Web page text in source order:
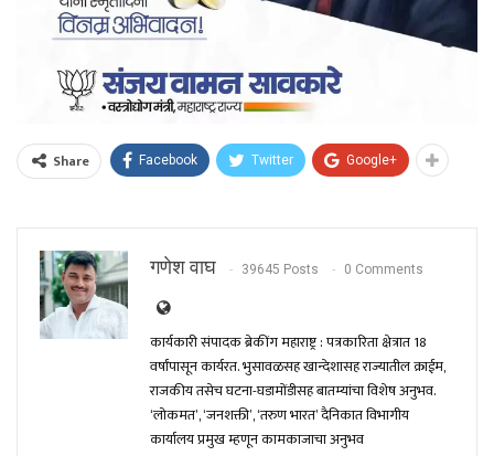
Share Facebook Twitter Google+
गणेश वाघ 39645 Posts 0 Comments
कार्यकारी संपादक ब्रेकींग महाराष्ट्र : पत्रकारिता क्षेत्रात 18
वर्षांपासून कार्यरत. भुसावळसह खान्देशासह राज्यातील क्राईम,
राजकीय तसेच घटना-घडामोंडीसह बातम्यांचा विशेष अनुभव.
‘लोकमत’, ‘जनशक्ती’, ‘तरुण भारत’ दैनिकात विभागीय
कार्यालय प्रमुख म्हणून कामकाजाचा अनुभव